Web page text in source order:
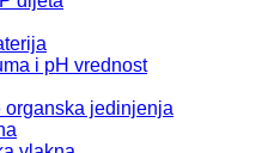
i pH vrednost
jedinjenja